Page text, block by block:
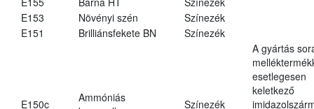
E153
Növényi szén
Színezék
E151
Brilliánsfekete BN Színezék
E150c
Ammóniás
Színezék
A gyártás
esetlegesen
keletkező